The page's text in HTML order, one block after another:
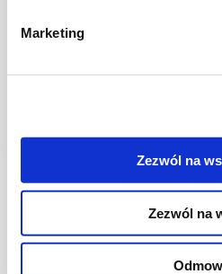
Marketing
Zezwól na
Zezwól na
CIASTA I TORTY
pieczenia + film –